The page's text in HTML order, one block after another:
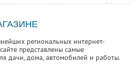
региональных интернет-
представлены самые
дачи, дома, автомобилей и работы.